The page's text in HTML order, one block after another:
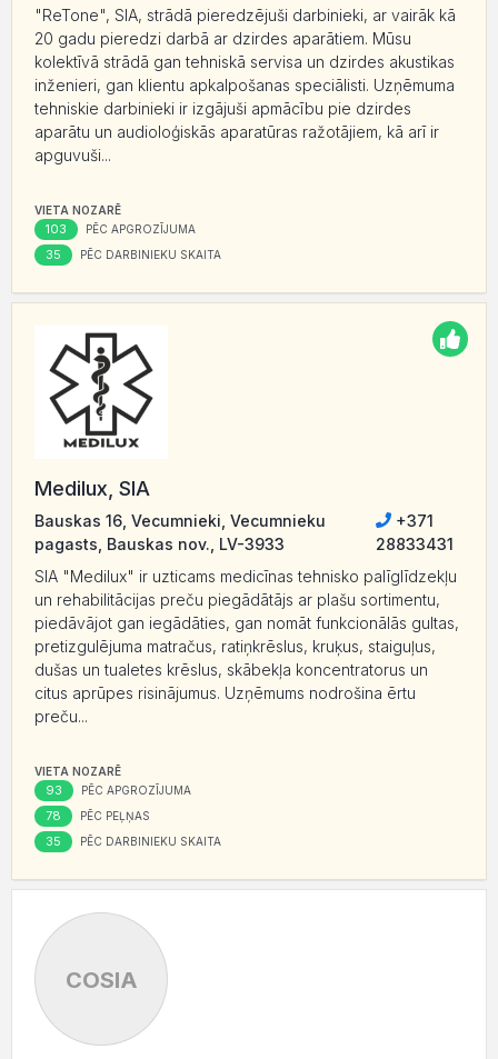
"ReTone", SIA, strādā pieredzējuši darbinieki, ar vairāk kā
20 gadu pieredzi darbā ar dzirdes aparātiem. Mūsu
kolektīvā strādā gan tehniskā servisa un dzirdes akustikas
inženieri, gan klientu apkalpošanas speciālisti. Uzņēmuma
tehniskie darbinieki ir izgājuši apmācību pie dzirdes
aparātu un audioloģiskās aparatūras ražotājiem, kā arī ir
apguvuši...
VIETA NOZARĒ
103 PĒC APGROZĪJUMA
35 PĒC DARBINIEKU SKAITA
Medilux, SIA
Bauskas 16, Vecumnieki, Vecumnieku
pagasts, Bauskas nov., LV-3933
+371
28833431
SIA "Medilux" ir uzticams medicīnas tehnisko palīglīdzekļu
un rehabilitācijas preču piegādātājs ar plašu sortimentu,
piedāvājot gan iegādāties, gan nomāt funkcionālās gultas,
pretizgulējuma matračus, ratiņkrēslus, kruķus, staiguļus,
dušas un tualetes krēslus, skābekļa koncentratorus un
citus aprūpes risinājumus. Uzņēmums nodrošina ērtu
preču...
VIETA NOZARĒ
93 PĒC APGROZĪJUMA
78 PĒC PEĻŅAS
35 PĒC DARBINIEKU SKAITA
COSIA